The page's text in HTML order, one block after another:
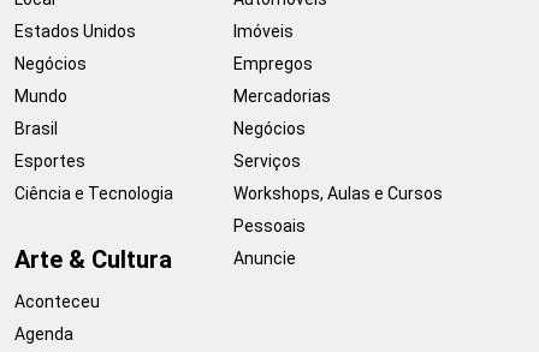
Estados Unidos
Negócios
Mundo
Brasil
Esportes
Ciência e Tecnologia
Arte & Cultura
Aconteceu
Agenda
Imóveis
Empregos
Mercadorias
Negócios
Serviços
Workshops, Aulas e Cursos
Pessoais
Anuncie